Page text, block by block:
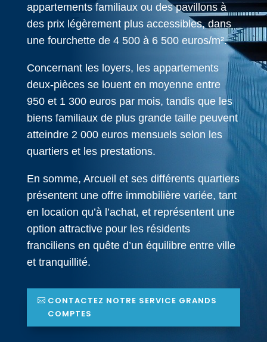
appartements familiaux ou des pavillons à
des prix légèrement plus accessibles, dans
une fourchette de 4 500 à 6 500 euros/m².
Concernant les loyers, les appartements
deux-pièces se louent en moyenne entre
950 et 1 300 euros par mois, tandis que les
biens familiaux de plus grande taille peuvent
atteindre 2 000 euros mensuels selon les
quartiers et les prestations.
En somme, Arcueil et ses différents quartiers
présentent une offre immobilière variée, tant
en location qu’à l’achat, et représentent une
option attractive pour les résidents
franciliens en quête d’un équilibre entre ville
et tranquillité.
CONTACTEZ NOTRE SERVICE GRANDS
COMPTES